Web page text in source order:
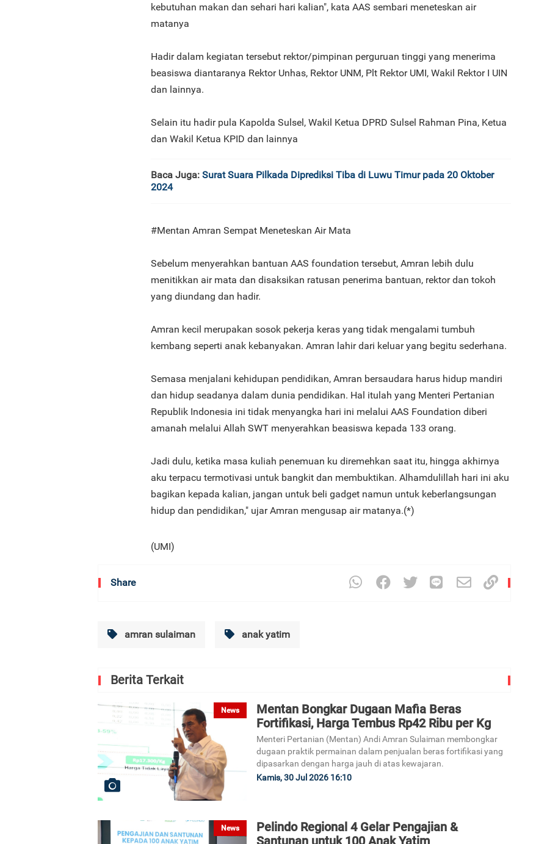
kebutuhan makan dan sehari hari kalian", kata AAS sembari meneteskan air
matanya
Hadir dalam kegiatan tersebut rektor/pimpinan perguruan tinggi yang menerima
beasiswa diantaranya Rektor Unhas, Rektor UNM, Plt Rektor UMI, Wakil Rektor I UIN
dan lainnya.
Selain itu hadir pula Kapolda Sulsel, Wakil Ketua DPRD Sulsel Rahman Pina, Ketua
dan Wakil Ketua KPID dan lainnya
Baca Juga: Surat Suara Pilkada Diprediksi Tiba di Luwu Timur pada 20 Oktober
2024
#Mentan Amran Sempat Meneteskan Air Mata
Sebelum menyerahkan bantuan AAS foundation tersebut, Amran lebih dulu
menitikkan air mata dan disaksikan ratusan penerima bantuan, rektor dan tokoh
yang diundang dan hadir.
Amran kecil merupakan sosok pekerja keras yang tidak mengalami tumbuh
kembang seperti anak kebanyakan. Amran lahir dari keluar yang begitu sederhana.
Semasa menjalani kehidupan pendidikan, Amran bersaudara harus hidup mandiri
dan hidup seadanya dalam dunia pendidikan. Hal itulah yang Menteri Pertanian
Republik Indonesia ini tidak menyangka hari ini melalui AAS Foundation diberi
amanah melalui Allah SWT menyerahkan beasiswa kepada 133 orang.
Jadi dulu, ketika masa kuliah penemuan ku diremehkan saat itu, hingga akhirnya
aku terpacu termotivasi untuk bangkit dan membuktikan. Alhamdulillah hari ini aku
bagikan kepada kalian, jangan untuk beli gadget namun untuk keberlangsungan
hidup dan pendidikan," ujar Amran mengusap air matanya.(*)
(UMI)
Share
amran sulaiman anak yatim
Berita Terkait
News
Mentan Bongkar Dugaan Mafia Beras
Fortifikasi, Harga Tembus Rp42 Ribu per Kg
Menteri Pertanian (Mentan) Andi Amran Sulaiman membongkar
dugaan praktik permainan dalam penjualan beras fortifikasi yang
dipasarkan dengan harga jauh di atas kewajaran.
Kamis, 30 Jul 2026 16:10
News
Pelindo Regional 4 Gelar Pengajian &
Santunan untuk 100 Anak Yatim